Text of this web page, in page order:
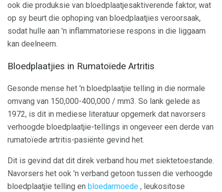
ook die produksie van bloedplaatjesaktiverende faktor, wat
op sy beurt die ophoping van bloedplaatjies veroorsaak,
sodat hulle aan 'n inflammatoriese respons in die liggaam
kan deelneem.
Bloedplaatjies in Rumatoïede Artritis
Gesonde mense het 'n bloedplaatjie telling in die normale
omvang van 150,000-400,000 / mm3. So lank gelede as
1972, is dit in mediese literatuur opgemerk dat navorsers
verhoogde bloedplaatjie-tellings in ongeveer een derde van
rumatoïede artritis-pasiënte gevind het.
Dit is gevind dat dit direk verband hou met siektetoestande.
Navorsers het ook 'n verband getoon tussen die verhoogde
bloedplaatjie telling en bloedarmoede , leukositose